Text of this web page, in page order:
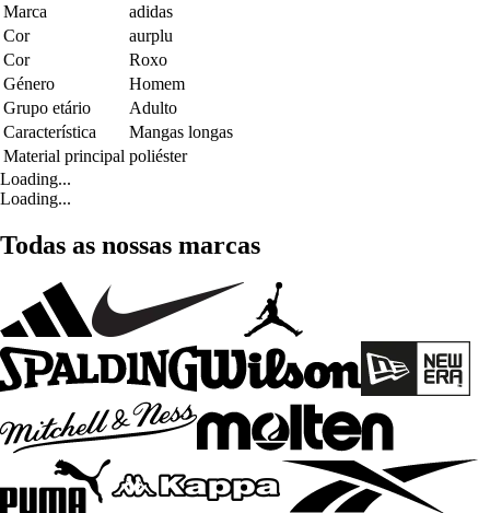
Marca
adidas
Cor
aurplu
Cor
Roxo
Género
Homem
Grupo etário
Adulto
Característica
Mangas longas
Material principal poliéster
Loading...
Loading...
Todas as nossas marcas